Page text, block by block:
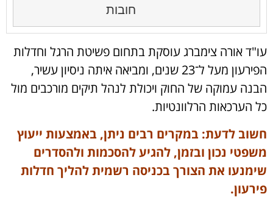
חובות
עו"ד אורה צימברג עוסקת בתחום פשיטת הרגל וחדלות
הפירעון מעל ל־23 שנים, ומביאה איתה ניסיון עשיר,
הבנה עמוקה של החוק ויכולת לנהל תיקים מורכבים מול
כל הערכאות הרלוונטיות.
חשוב לדעת: במקרים רבים ניתן, באמצעות ייעוץ
משפטי נכון ובזמן, להגיע להסכמות ולהסדרים
שימנעו את הצורך בכניסה רשמית להליך חדלות
פירעון.